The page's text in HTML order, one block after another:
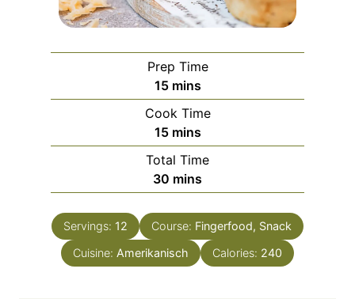
Prep Time
15m
i
n
u
t
e
s
mins
Cook Time
15m
i
n
u
e
s
mins
Total Time
30 m
i
n
u
t
mins
Servings: 12 Course: Fingerfood, Snack
Cuisine: Amerikanisch Calories: 240